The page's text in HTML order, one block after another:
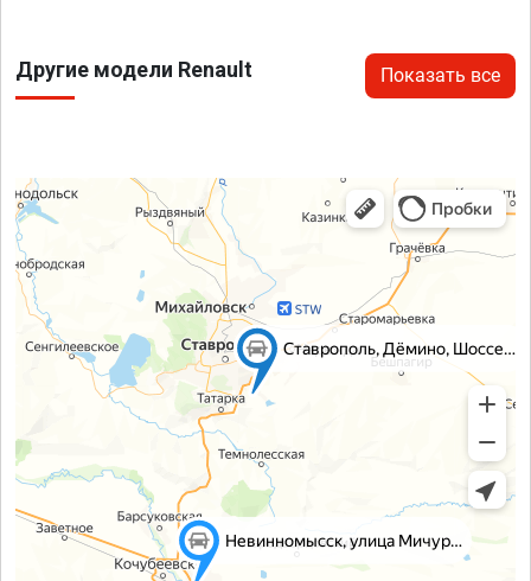
Другие модели Renault Показать все